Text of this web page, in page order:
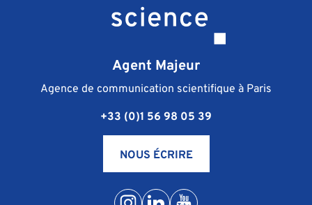
Agent Majeur
Agence de communication scientifique à Paris
+33 (0)1 56 98 05 39
NOUS ÉCRIRE